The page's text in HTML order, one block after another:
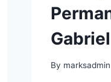
Gabriel
By marksadmin